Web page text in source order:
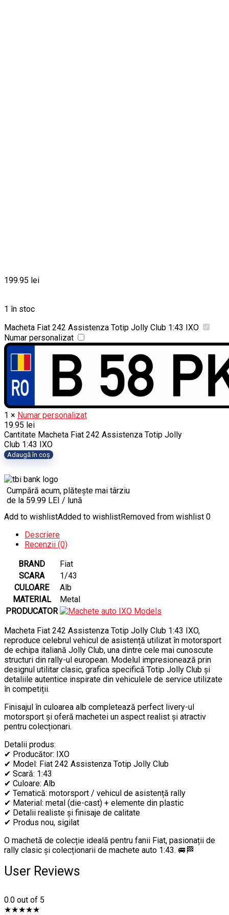
199.95 lei
1 în stoc
Macheta Fiat 242 Assistenza Totip Jolly Club 1:43 IXO
Numar personalizat
1 × Numar personalizat
19.95 lei
Cantitate Macheta Fiat 242 Assistenza Totip Jolly
Club 1:43 IXO
Adaugă în coș
Cumpără acum, plătește mai târziu
de la 59.99 LEI / lună
Add to wishlistAdded to wishlistRemoved from wishlist 0
Descriere
Recenzii (0)
BRAND
Fiat
SCARA
1/43
CULOARE
Alb
MATERIAL
Metal
PRODUCATOR
Macheta Fiat 242 Assistenza Totip Jolly Club 1:43 IXO,
reproduce celebrul vehicul de asistență utilizat în motorsport
de echipa italiană Jolly Club, una dintre cele mai cunoscute
structuri din rally-ul european. Modelul impresionează prin
designul utilitar clasic, grafica specifică Totip Jolly Club și
detaliile autentice inspirate din vehiculele de service utilizate
în competiții.
Finisajul în culoarea alb completează perfect livery-ul
motorsport și oferă machetei un aspect realist și atractiv
pentru colecționari.
Detalii produs:
✔ Producător: IXO
✔ Model: Fiat 242 Assistenza Totip Jolly Club
✔ Scară: 1:43
✔ Culoare: Alb
✔ Tematică: motorsport / vehicul de asistență rally
✔ Material: metal (die-cast) + elemente din plastic
✔ Detalii realiste și finisaje de calitate
✔ Produs nou, sigilat
O machetă de colecție ideală pentru fanii Fiat, pasionații de
rally clasic și colecționarii de machete auto 1:43. 🚐🏁
User Reviews
0.0 out of 5
★★★★★